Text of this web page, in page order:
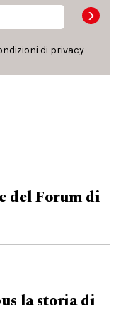
di privacy
del Forum di
la storia di